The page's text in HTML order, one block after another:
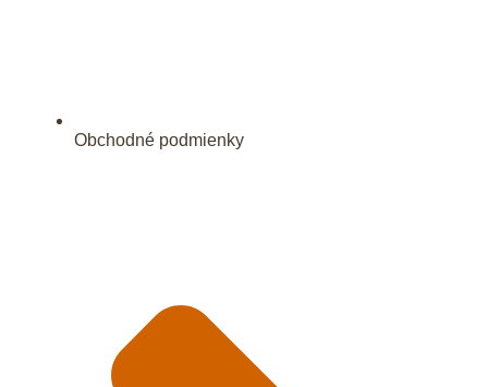
Obchodné podmienky